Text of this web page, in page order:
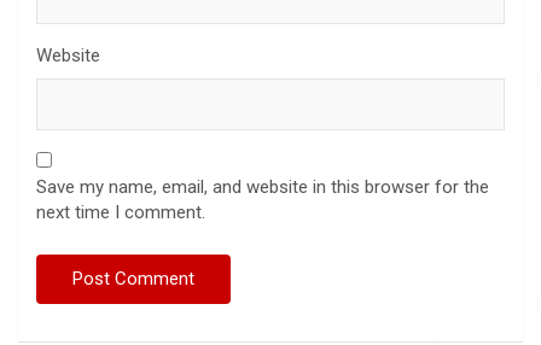
Website
Save my name, email, and website in this browser for the
next time I comment.